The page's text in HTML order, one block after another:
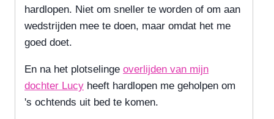
hardlopen. Niet om sneller te worden of om aan
wedstrijden mee te doen, maar omdat het me
goed doet.
En na het plotselinge overlijden van mijn
dochter Lucy heeft hardlopen me geholpen om
's ochtends uit bed te komen.